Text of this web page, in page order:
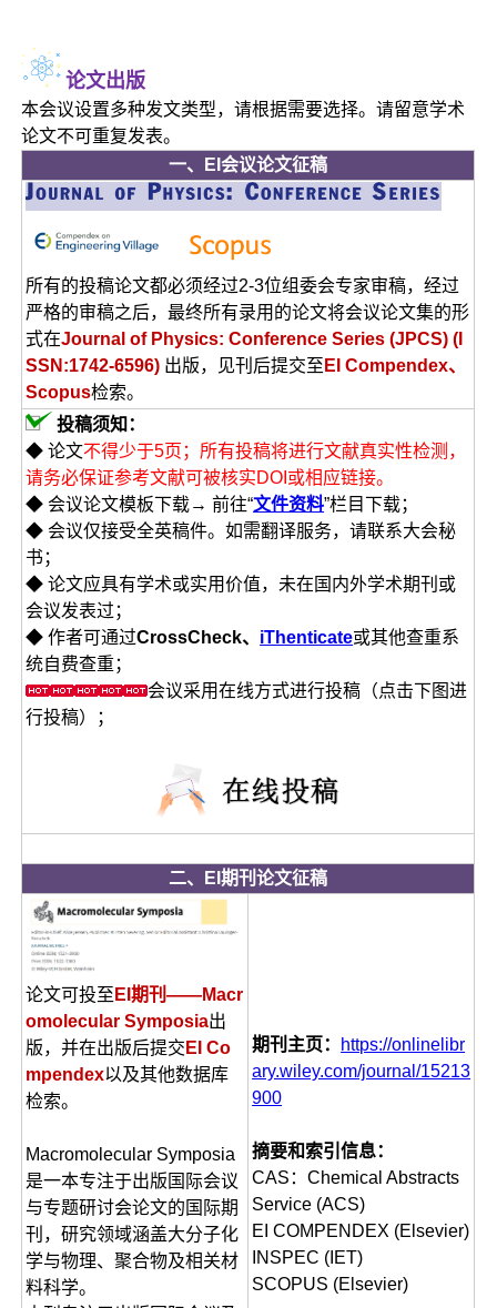
论文出版
本会议设置多种发文类型，请根据需要选择。请留意学术
论文不可重复发表。
一、EI会议论文征稿
所有的投稿论文都必须经过2-3位组委会专家审稿，经过
严格的审稿之后，最终所有录用的论文将会议论文集的形
式在Journal of Physics: Conference Series (JPCS) (I
SSN:1742-6596) 出版，见刊后提交至 EI Compendex、
Scopus检索。
投稿须知：
◆ 论文不得少于5页；所有投稿将进行文献真实性检测，
请务必保证参考文献可被核实DOI或相应链接。
◆ 会议论文模板下载→ 前往“文件资料”栏目下载；
◆ 会议仅接受全英稿件。如需翻译服务，请联系大会秘
书；
◆ 论文应具有学术或实用价值，未在国内外学术期刊或
会议发表过；
◆ 作者可通过CrossCheck、 iThenticate或其他查重系
统自费查重；
会议采用在线方式进行投稿（点击下图进
行投稿）；
二、EI期刊论文征稿
论文可投至 EI期刊——Macr
omolecular Symposia出
版，并在出版后提交 EI Co
mpendex以及其他数据库
检索。
Macromolecular Symposia
是一本专注于出版国际会议
与专题研讨会论文的国际期
刊，研究领域涵盖大分子化
学与物理、聚合物及相关材
料科学。
期刊主页：
https://onlinelibr
ary.wiley.com/journal/15213
900
摘要和索引信息：
CAS：Chemical Abstracts
Service (ACS)
EI COMPENDEX (Elsevier)
INSPEC (IET)
SCOPUS (Elsevier)